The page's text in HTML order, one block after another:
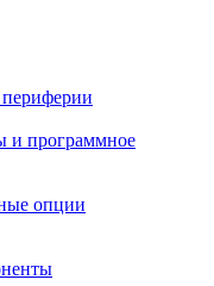
и программное
опции